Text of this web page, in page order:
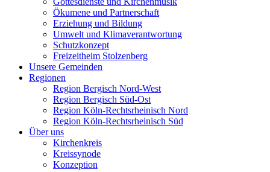
Ökumene und Partnerschaft
Erziehung und Bildung
Umwelt und Klimaverantwortung
Schutzkonzept
Freizeitheim Stolzenberg
Unsere Gemeinden
Regionen
Region Bergisch Nord-West
Region Bergisch Süd-Ost
Region Köln-Rechtsrheinisch Nord
Region Köln-Rechtsrheinisch Süd
Über uns
Kirchenkreis
Kreissynode
Konzeption